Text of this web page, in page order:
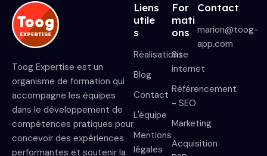
Toog Expertise est un
organisme de formation qui
accompagne les équipes
dans le développement de
compétences pratiques pour
concevoir des expériences
performantes et soutenir la
Liens
utile
s
Réalisations
Blog
Contact
L'équipe
Mentions
légales
For
mati
ons
Site
internet
Référencement
- SEO
Marketing
Acquisition
Contact
marion@toog-
app.com